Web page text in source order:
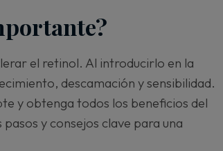
el retinol. Al introducirlo en la
descamación y sensibilidad.
y obtenga todos los beneficios del
y consejos clave para una